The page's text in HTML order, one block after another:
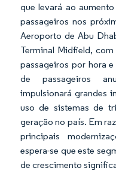
que levará ao
passageiros nos
Aeroporto de Abu
Terminal Midfield,
passageiros por hora
de passageiros
impulsionará grandes
uso de sistemas de
geração no país. Em
principais
espera-se que este
de crescimento